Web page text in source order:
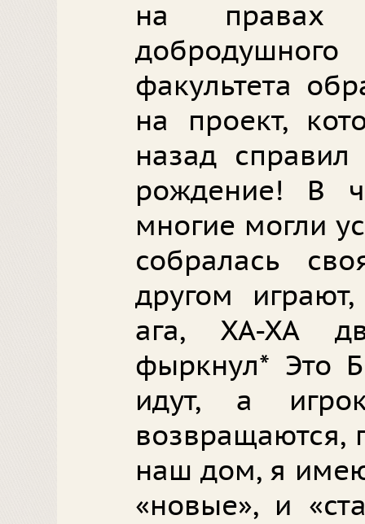
на правах
факультета
на проект,
назад справил
рождение! В
многие могли
собралась
другом
ага, ХА-ХА
фыркнул* Это
идут, а
возвращаются,
наш дом, я
«новые», и